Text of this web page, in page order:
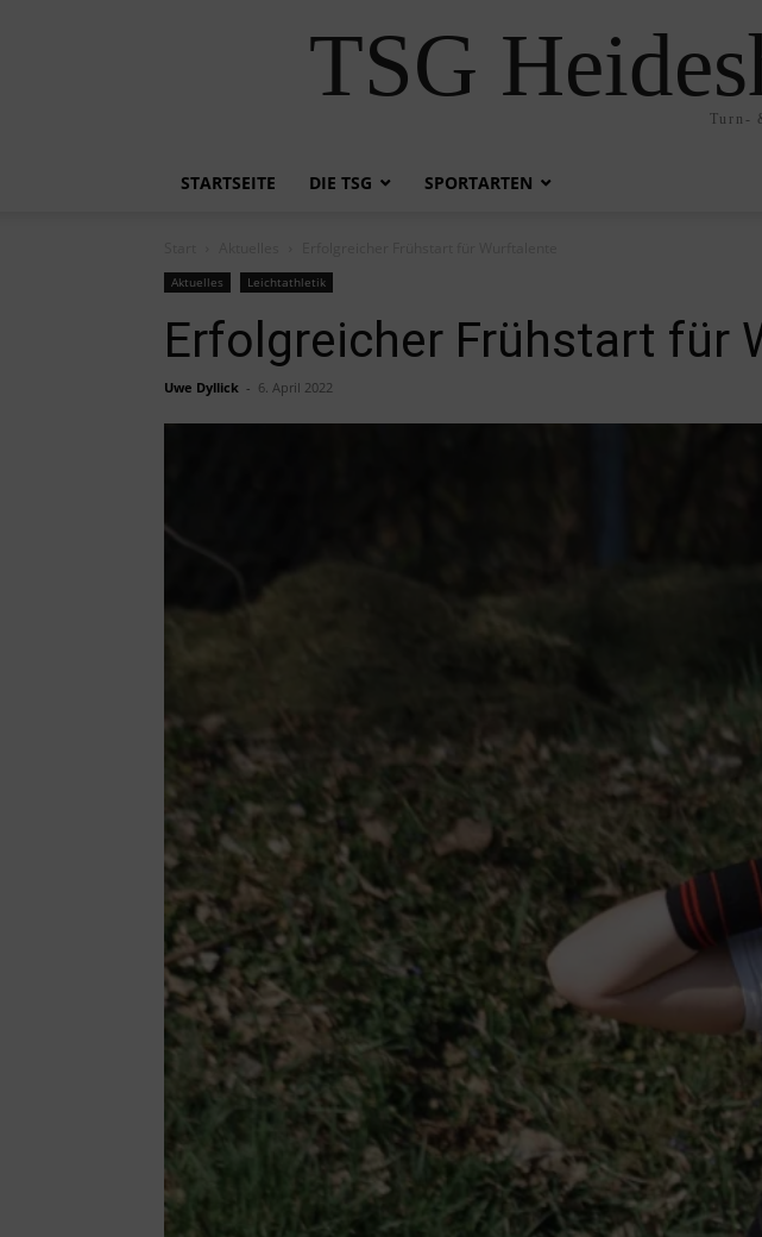
TSG
Turn-
STARTSEITE DIE TSG SPORTARTEN
Aktuelles Leichtathletik
Erfolgreicher Frühstart für
Uwe Dyllick - 6. April 2022